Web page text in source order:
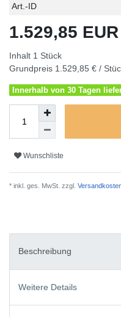
Technisches
Wert
Art.-ID
1.529,85 EUR
Inhalt 1 Stück
Grundpreis 1.529,85 € /
Innerhalb von 30 Tagen
Wunschliste
* inkl. ges. MwSt. zzgl.
Beschreibung
Weitere Details